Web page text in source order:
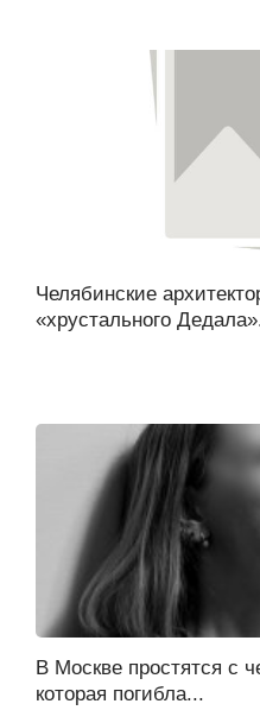
Челябинские
«хрустального
В Москве простятся с
которая погибла...